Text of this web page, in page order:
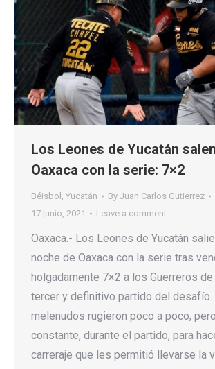
Los Leones de Yucatán
Oaxaca con la serie: 7×2
Béisbol , Yucatán By Juan Carlos Gutierrez
17 junio, 2021
Leave a comment
Oaxaca.- Los Leones de Yucatán
noche de Oaxaca con la serie tras
holgadamente 7×2 a los Guerreros de
tercer y definitivo partido del desafío.
melenudos rugieron poco a poco,
constante, durante el partido, para
carreraje que les permitió llevarse la